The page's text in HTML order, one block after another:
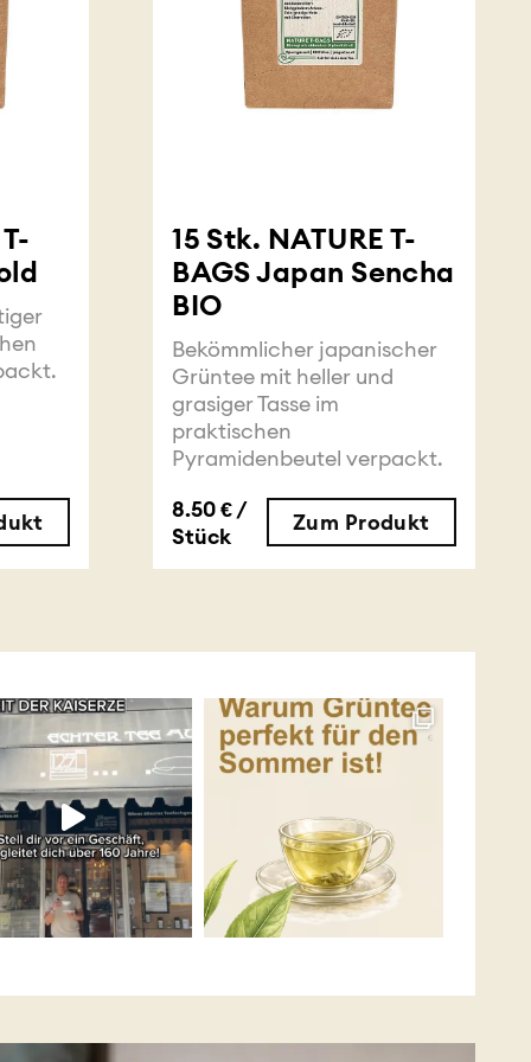
15 Stk. NATURE T-
BAGS Japan Sencha
BIO
Bekömmlicher japanischer
Grüntee mit heller und
grasiger Tasse im
praktischen
Pyramidenbeutel verpackt.
8.50 € /
Stück
Zum Produkt